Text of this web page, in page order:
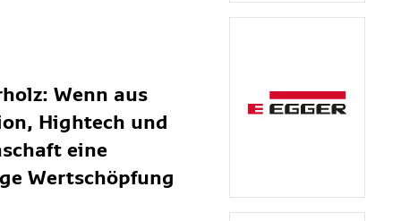
Wenn aus
Hightech und
eine
Wertschöpfung